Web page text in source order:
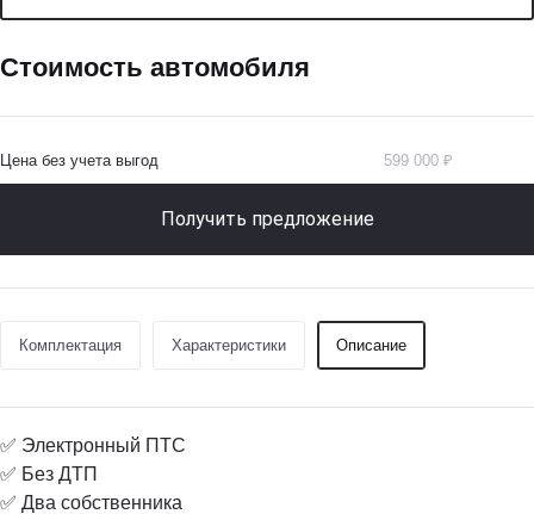
Стоимость автомобиля
Цена без учета выгод 599 000 ₽
Получить предложение
Комплектация Характеристики Описание
✅ Электронный ПТС
✅ Без ДТП
✅ Два собственника